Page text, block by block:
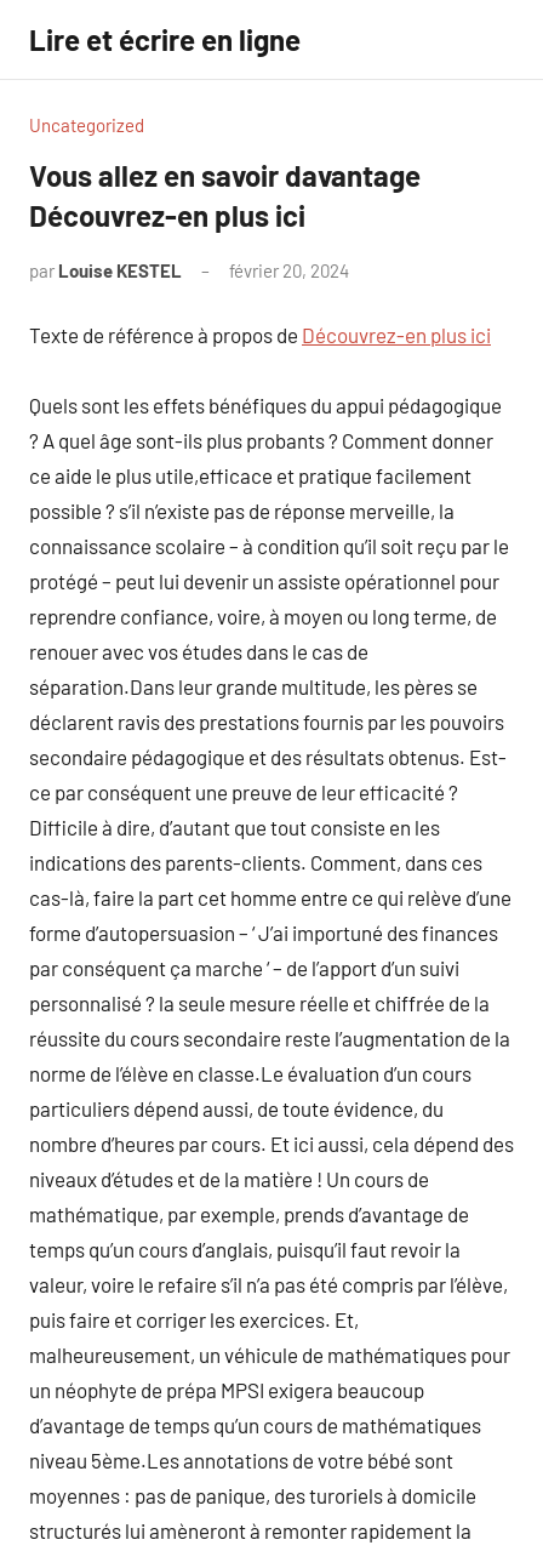
contenu
Lire et écrire en ligne
Uncategorized
Vous allez en savoir davantage
Découvrez-en plus ici
par Louise KESTEL février 20, 2024
Texte de référence à propos de Découvrez-en plus ici
Quels sont les effets bénéfiques du appui pédagogique
? A quel âge sont-ils plus probants ? Comment donner
ce aide le plus utile,efficace et pratique facilement
possible ? s’il n’existe pas de réponse merveille, la
connaissance scolaire – à condition qu’il soit reçu par le
protégé – peut lui devenir un assiste opérationnel pour
reprendre confiance, voire, à moyen ou long terme, de
renouer avec vos études dans le cas de
séparation.Dans leur grande multitude, les pères se
déclarent ravis des prestations fournis par les pouvoirs
secondaire pédagogique et des résultats obtenus. Est-
ce par conséquent une preuve de leur efficacité ?
Difficile à dire, d’autant que tout consiste en les
indications des parents-clients. Comment, dans ces
cas-là, faire la part cet homme entre ce qui relève d’une
forme d’autopersuasion – ‘ J’ai importuné des finances
par conséquent ça marche ‘ – de l’apport d’un suivi
personnalisé ? la seule mesure réelle et chiffrée de la
réussite du cours secondaire reste l’augmentation de la
norme de l’élève en classe.Le évaluation d’un cours
particuliers dépend aussi, de toute évidence, du
nombre d’heures par cours. Et ici aussi, cela dépend des
niveaux d’études et de la matière ! Un cours de
mathématique, par exemple, prends d’avantage de
temps qu’un cours d’anglais, puisqu’il faut revoir la
valeur, voire le refaire s’il n’a pas été compris par l’élève,
puis faire et corriger les exercices. Et,
malheureusement, un véhicule de mathématiques pour
un néophyte de prépa MPSI exigera beaucoup
d’avantage de temps qu’un cours de mathématiques
niveau 5ème.Les annotations de votre bébé sont
moyennes : pas de panique, des turoriels à domicile
structurés lui amèneront à remonter rapidement la